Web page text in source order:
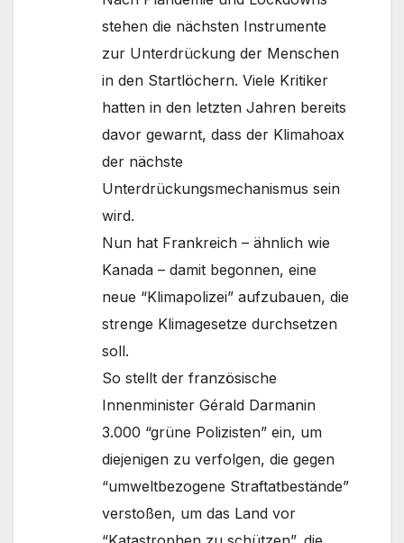
stehen die nächsten Instrumente
zur Unterdrückung der Menschen
in den Startlöchern. Viele Kritiker
hatten in den letzten Jahren bereits
davor gewarnt, dass der Klimahoax
der nächste
Unterdrückungsmechanismus sein
wird.
Nun hat Frankreich – ähnlich wie
Kanada – damit begonnen, eine
neue “Klimapolizei” aufzubauen, die
strenge Klimagesetze durchsetzen
soll.
So stellt der französische
Innenminister Gérald Darmanin
3.000 “grüne Polizisten” ein, um
diejenigen zu verfolgen, die gegen
“umweltbezogene Straftatbestände”
verstoßen, um das Land vor